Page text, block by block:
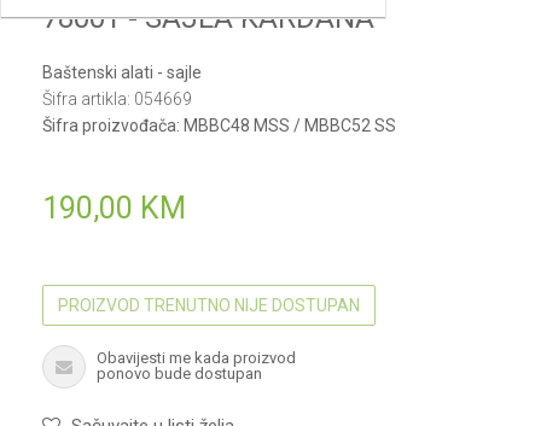
78001 - SAJLA KARDANA
Baštenski alati - sajle
Šifra artikla: 054669
Šifra proizvođača: MBBC48 MSS / MBBC52 SS
190,00 KM
PROIZVOD TRENUTNO NIJE DOSTUPAN
Obavijesti me kada proizvod
ponovo bude dostupan